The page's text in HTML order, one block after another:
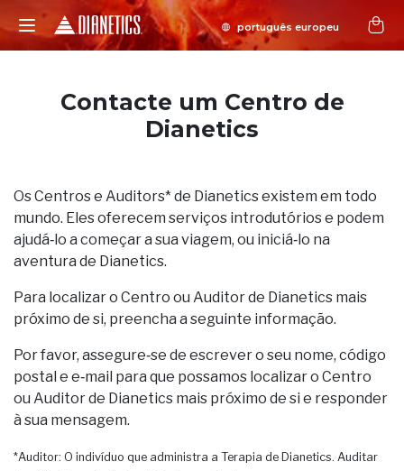
Contacte um Centro de
Dianetics
Os Centros e Auditors* de Dianetics existem em todo
mundo. Eles oferecem serviços introdutórios e podem
ajudá‑lo a começar a sua viagem, ou iniciá‑lo na
aventura de Dianetics.
Para localizar o Centro ou Auditor de Dianetics mais
próximo de si, preencha a seguinte informação.
Por favor, assegure‑se de escrever o seu nome, código
postal e e‑mail para que possamos localizar o Centro
ou Auditor de Dianetics mais próximo de si e responder
à sua mensagem.
*Auditor: O indivíduo que administra a Terapia de Dianetics. Auditar